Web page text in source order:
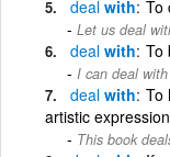
deal with To
Let us deal
deal with To
I can deal
deal with To
artistic
This book